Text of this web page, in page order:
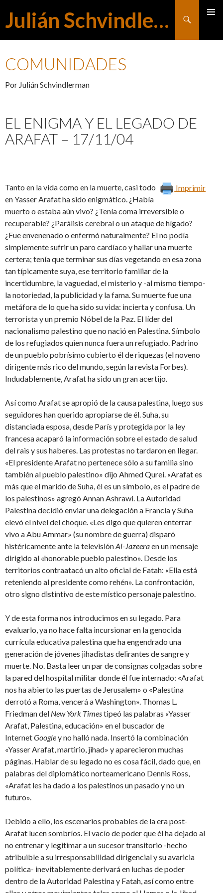
Julián Schvindlerman
Buscar
COMUNIDADES
Por Julián Schvindlerman
EL ENIGMA Y EL LEGADO DE
ARAFAT – 17/11/04
Imprimir
Tanto en la vida como en la muerte, casi todo
en Yasser Arafat ha sido enigmático. ¿Había
muerto o estaba aún vivo? ¿Tenía coma irreversible o
recuperable? ¿Parálisis cerebral o un ataque de hígado?
¿Fue envenenado o enfermó naturalmente? El no podía
simplemente sufrir un paro cardíaco y hallar una muerte
certera; tenía que terminar sus días vegetando en esa zona
tan típicamente suya, ese territorio familiar de la
incertidumbre, la vaguedad, el misterio y -al mismo tiempo-
la notoriedad, la publicidad y la fama. Su muerte fue una
metáfora de lo que ha sido su vida: incierta y confusa. Un
terrorista y un premio Nóbel de la Paz. El líder del
nacionalismo palestino que no nació en Palestina. Símbolo
de los refugiados quien nunca fuera un refugiado. Padrino
de un pueblo pobrísimo cubierto él de riquezas (el noveno
dirigente más rico del mundo, según la revista Forbes).
Indudablemente, Arafat ha sido un gran acertijo.
Así como Arafat se apropió de la causa palestina, luego sus
seguidores han querido apropiarse de él. Suha, su
distanciada esposa, desde París y protegida por la ley
francesa acaparó la información sobre el estado de salud
del rais y sus haberes. Las protestas no tardaron en llegar.
«El presidente Arafat no pertenece sólo a su familia sino
también al pueblo palestino» dijo Ahmed Qurei. «Arafat es
más que el marido de Suha, él es un símbolo, es el padre de
los palestinos» agregó Annan Ashrawi. La Autoridad
Palestina decidió enviar una delegación a Francia y Suha
elevó el nivel del choque. «Les digo que quieren enterrar
vivo a Abu Ammar» (su nombre de guerra) disparó
histéricamente ante la televisiónAl-Jazeeraen un mensaje
dirigido al «honorable pueblo palestino». Desde los
territorios contraatacó un alto oficial de Fatah: «Ella está
reteniendo al presidente como rehén». La confrontación,
otro signo distintivo de este místico personaje palestino.
Y de esta forma nos introducimos en su legado. Para
evaluarlo, ya no hace falta incursionar en la genocida
currícula educativa palestina que ha engendrado una
generación de jóvenes jihadistas delirantes de sangre y
muerte. No. Basta leer un par de consignas colgadas sobre
la pared del hospital militar donde él fue internado: «Arafat
nos ha abierto las puertas de Jerusalem» o «Palestina
derrotó a Roma, vencerá a Washington». Thomas L.
Friedman del New York Timestipeó las palabras «Yasser
Arafat, Palestina, educación» en el buscador de
InternetGoogley no halló nada. Insertó la combinación
«Yasser Arafat, martirio, jihad» y aparecieron muchas
páginas. Hablar de su legado no es cosa fácil, dado que, en
palabras del diplomático norteamericano Dennis Ross,
«Arafat les ha dado a los palestinos un pasado y no un
futuro».
Debido a ello, los escenarios probables de la era post-
Arafat lucen sombríos. El vacío de poder que él ha dejado al
no entrenar y legitimar a un sucesor transitorio -hecho
atribuible a su irresponsabilidad dirigencial y su avaricia
política- inevitablemente derivará en luchas de poder
dentro de la Autoridad Palestina y Fatah, así como entre